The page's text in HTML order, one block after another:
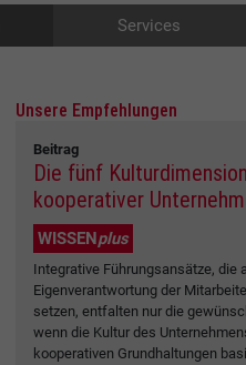
Services
Unsere Empfehlungen
Beitrag
Die fünf
kooperativer
WISSENplus
Integrative Führungsansätze, die
Eigenverantwortung der
setzen, entfalten nur die
wenn die Kultur des
kooperativen Grundhaltungen